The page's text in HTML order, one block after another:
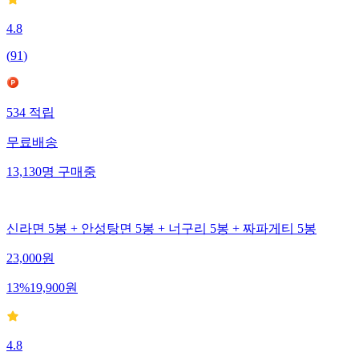
4.8
(91)
534적립
무료배송
13,130명구매중
신라면 5봉 + 안성탕면 5봉 + 너구리 5봉 + 짜파게티 5봉
23,000원
13%19,900원
4.8